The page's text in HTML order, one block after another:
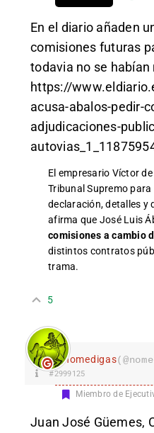
En el diario añaden
comisiones futuras
todavia no se habían
https://
acusa-abalos-pedir-
adjudicaciones-
El empresario Víctor
Tribunal Supremo
declaración, detalles y
afirma que José Luis
comisiones a cambio
distintos contratos
trama.
5
nomedigas
#2999125
Miembro de
Juan José Güemes,